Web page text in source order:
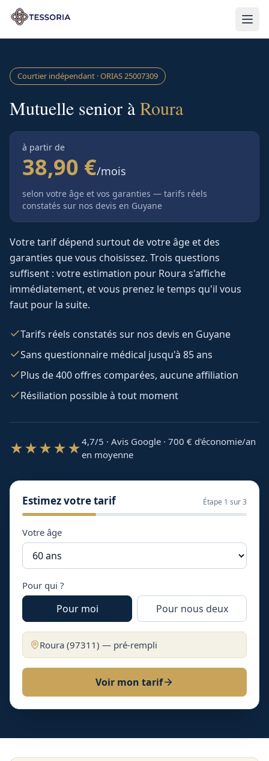
Aller au contenu principal
Courtier indépendant · ORIAS25007309
Mutuelle senior àRoura
à partir de
38,90 €/mois
selon votre âge et vos garanties — tarifs réels
constatés sur nos devis en Guyane
Votre tarif dépend surtout de votre âge et des
garanties que vous choisissez. Trois questions
suffisent : votre estimation pour Roura s'affiche
immédiatement, et vous prenez le temps qu'il vous
faut pour la suite.
Tarifs réels constatés sur nos devis en Guyane
Sans questionnaire médical jusqu'à 85 ans
Plus de 400 offres comparées, aucune affiliation
Résiliation possible à tout moment
★★★★★4,7/5 · Avis Google · 700 € d'économie/an
en moyenne
Estimez votre tarif Étape 1 sur 3
Votre âge
Pour qui ?
Pour moi Pour nous deux
Roura (97311) — pré-rempli
Voir mon tarif